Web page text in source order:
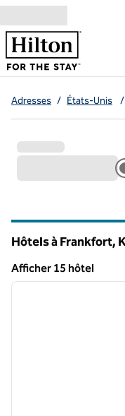
Aller directement au
Adresses / États-Unis /
Hôtels à Frankfort,
Afficher 15 hôtel
Afficher 15 hôtel
1 sur 12